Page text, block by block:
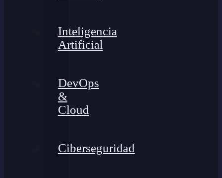
Inteligencia
Artificial
DevOps
&
Cloud
Ciberseguridad